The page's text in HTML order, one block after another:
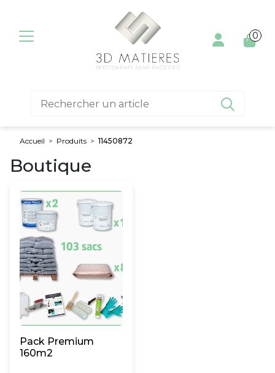
 0
Accueil > Produits > 11450872
Boutique
Pack Premium
160m2